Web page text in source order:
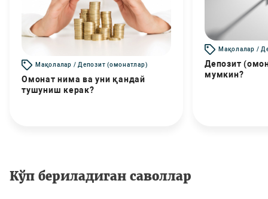
Мақолалар / Депозит (омонатлар)
Омонат нима ва уни қандай
тушуниш керак?
Мақолалар /
Депозит
мумкин?
Кўп бериладиган саволлар